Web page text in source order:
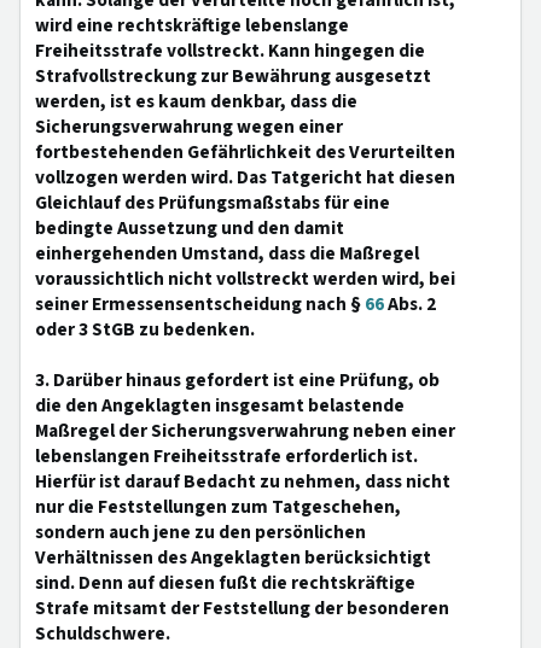
wird eine rechtskräftige lebenslange
Freiheitsstrafe vollstreckt. Kann hingegen die
Strafvollstreckung zur Bewährung ausgesetzt
werden, ist es kaum denkbar, dass die
Sicherungsverwahrung wegen einer
fortbestehenden Gefährlichkeit des Verurteilten
vollzogen werden wird. Das Tatgericht hat diesen
Gleichlauf des Prüfungsmaßstabs für eine
bedingte Aussetzung und den damit
einhergehenden Umstand, dass die Maßregel
voraussichtlich nicht vollstreckt werden wird, bei
seiner Ermessensentscheidung nach §66Abs. 2
oder 3 StGB zu bedenken.
3. Darüber hinaus gefordert ist eine Prüfung, ob
die den Angeklagten insgesamt belastende
Maßregel der Sicherungsverwahrung neben einer
lebenslangen Freiheitsstrafe erforderlich ist.
Hierfür ist darauf Bedacht zu nehmen, dass nicht
nur die Feststellungen zum Tatgeschehen,
sondern auch jene zu den persönlichen
Verhältnissen des Angeklagten berücksichtigt
sind. Denn auf diesen fußt die rechtskräftige
Strafe mitsamt der Feststellung der besonderen
Schuldschwere.